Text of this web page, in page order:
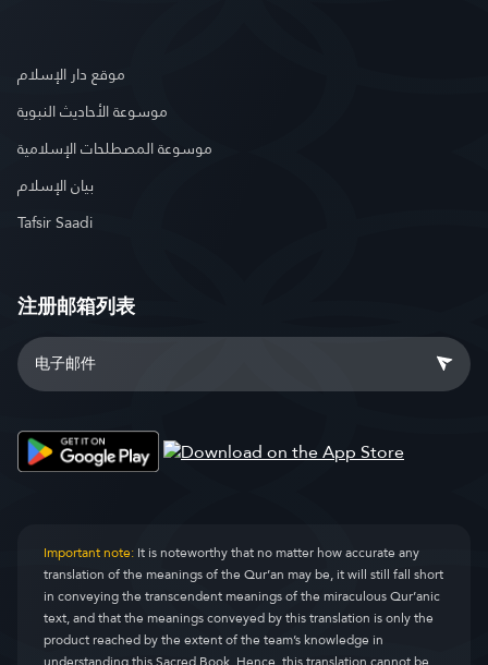
موقع دار الإسلام
موسوعة الأحاديث النبوية
موسوعة المصطلحات الإسلامية
بيان الإسلام
Tafsir Saadi
注册邮箱列表
Important note:It is noteworthy that no matter how accurate any
translation of the meanings of the Qur’an may be, it will still fall short
in conveying the transcendent meanings of the miraculous Qur’anic
text, and that the meanings conveyed by this translation is only the
product reached by the extent of the team’s knowledge in